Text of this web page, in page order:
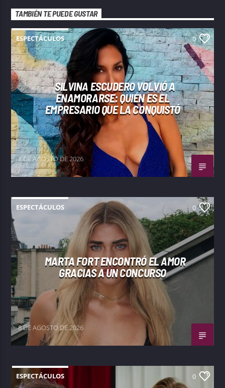
TAMBIÉN TE PUEDE GUSTAR
ESPECTÁCULOS 0
SILVINA ESCUDERO VOLVIÓ A
ENAMORARSE: QUIÉN ES EL
EMPRESARIO QUE LA CONQUISTÓ
8 DE AGOSTO DE 2026
ESPECTÁCULOS 0
MARTA FORT ENCONTRÓ EL AMOR
GRACIAS A UN CONCURSO
8 DE AGOSTO DE 2026
ESPECTÁCULOS 0